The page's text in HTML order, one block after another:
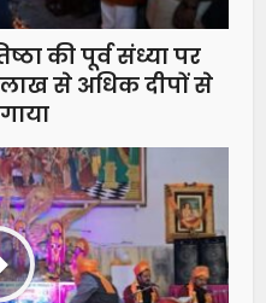
की पूर्व संध्या पर
लाख से अधिक दीपों से